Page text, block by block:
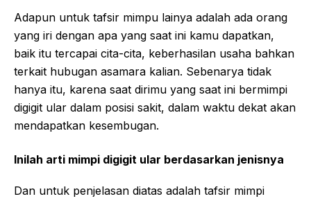
Adapun untuk tafsir mimpu lainya adalah ada orang
yang iri dengan apa yang saat ini kamu dapatkan,
baik itu tercapai cita-cita, keberhasilan usaha bahkan
terkait hubugan asamara kalian. Sebenarya tidak
hanya itu, karena saat dirimu yang saat ini bermimpi
digigit ular dalam posisi sakit, dalam waktu dekat akan
mendapatkan kesembugan.
Inilah arti mimpi digigit ular berdasarkan jenisnya
Dan untuk penjelasan diatas adalah tafsir mimpi